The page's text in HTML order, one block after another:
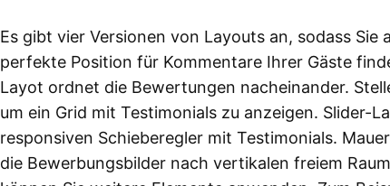
Es gibt vier Versionen von Layouts an, sodass Sie
perfekte Position für Kommentare Ihrer Gäste
Layot ordnet die Bewertungen nacheinander.
um ein Grid mit Testimonials zu anzeigen. Slider-
responsiven Schieberegler mit Testimonials.
die Bewerbungsbilder nach vertikalen freiem